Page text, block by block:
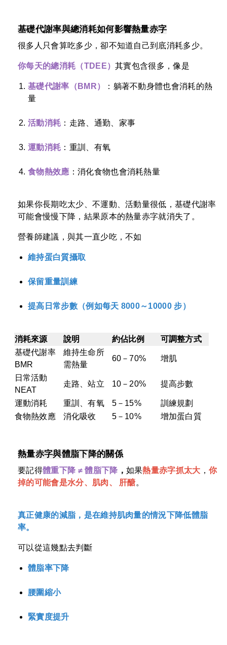
基礎代謝率與總消耗如何影響熱量赤字
很多人只會算吃多少，卻不知道自己到底消耗多少。
你每天的總消耗（TDEE）其實包含很多，像是
基礎代謝率（BMR）
：躺著不動身體也會消耗的熱
量
活動消耗 ：走路、通勤、家事
運動消耗 ：重訓、有氧
食物熱效應 ：消化食物也會消耗熱量
如果你長期吃太少、不運動、活動量很低，基礎代謝率
可能會慢慢下降，結果原本的熱量赤字就消失了。
營養師建議 ，與其一直少吃，不如
維持蛋白質攝取
保留重量訓練
提高日常步數（例如每天 8000～10000 步）
消耗來源 說明 約佔比例
可調整方式
基礎代謝率
BMR
維持生命所
需熱量
60－70% 增肌
日常活動
NEAT
走路、站立 10－20% 提高步數
運動消耗 重訓、有氧 5－15%
訓練規劃
食物熱效應
消化吸收 5－10% 增加蛋白質
熱量赤字與體脂下降的關係
要記得體重下降 ≠ 體脂下降 ， 如果熱量赤字抓太大 ，你
掉的可能會是水分、肌肉、 肝醣。
真正健康的減脂，是在維持肌肉量的情況下降低體脂
率。
可以從這幾點去判斷
體脂率下降
腰圍縮小
緊實度提升